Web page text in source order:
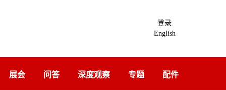
登录
English
展会 问答 深度观察 专题 配件